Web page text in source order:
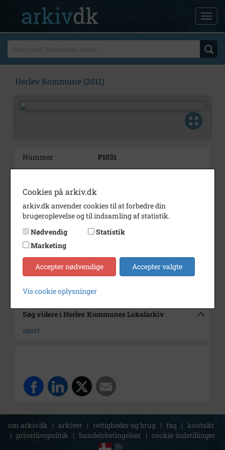
Herlev Kommune (2011)
Nummer
P1031
Beskrivelse
Årstal
2011
Dateringsnote
23. august
Størrelse
Arkiv
Herlev Kommunes Lokalarkiv
Søg videre i Herlev Kommunes Lokalarkiv
sport
om arkiv.dk | arkiver | rettigheder og brug | faq | kontakt
| privatlivspolitik | handelsbetingelser | cookie-indstillinger
Cookies på arkiv.dk
arkiv.dk anvender cookies til at forbedre din
brugeroplevelse og til indsamling af statistik.
Nødvendig
Statistik
Marketing
Accepter nødvendige Accepter valgte
Vis cookie oplysninger